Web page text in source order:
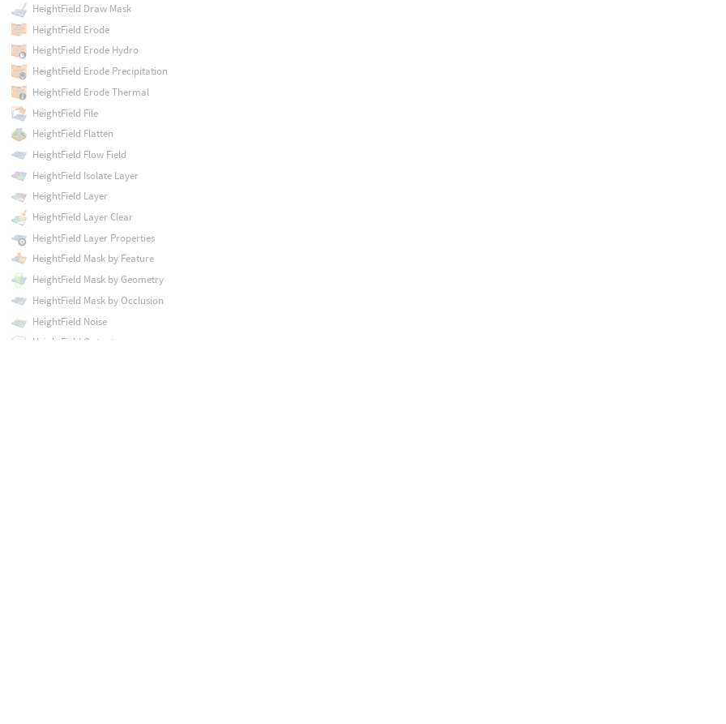
HeightField Draw Mask
HeightField Erode
HeightField Erode Hydro
HeightField Erode Precipitation
HeightField Erode Thermal
HeightField File
HeightField Flatten
HeightField Flow Field
HeightField Isolate Layer
HeightField Layer
HeightField Layer Clear
HeightField Layer Properties
HeightField Mask by Feature
HeightField Mask by Geometry
HeightField Mask by Occlusion
HeightField Noise
HeightField Output